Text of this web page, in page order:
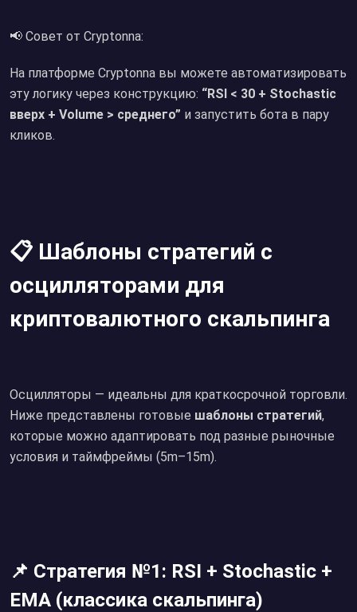
📢 Совет от Cryptonna:
На платформе Cryptonna вы можете автоматизировать
эту логику через конструкцию: “RSI < 30 + Stochastic
вверх + Volume > среднего” и запустить бота в пару
кликов.
📋 Шаблоны стратегий с
осцилляторами для
криптовалютного скальпинга
Осцилляторы — идеальны для краткосрочной торговли.
Ниже представлены готовые шаблоны стратегий,
которые можно адаптировать под разные рыночные
условия и таймфреймы (5m–15m).
📌 Стратегия №1: RSI + Stochastic +
EMA (классика скальпинга)